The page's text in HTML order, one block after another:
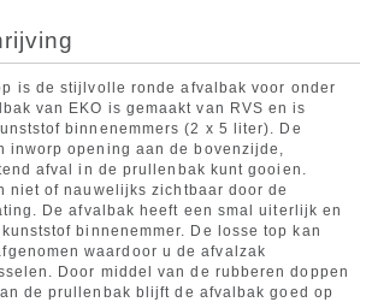
is de stijlvolle ronde afvalbak voor onder
van EKO is gemaakt van RVS en is
binnenemmers (2 x 5 liter). De
inworp opening aan de bovenzijde,
afval in de prullenbak kunt gooien.
niet of nauwelijks zichtbaar door de
De afvalbak heeft een smal uiterlijk en
binnenemmer. De losse top kan
waardoor u de afvalzak
Door middel van de rubberen doppen
de prullenbak blijft de afvalbak goed op